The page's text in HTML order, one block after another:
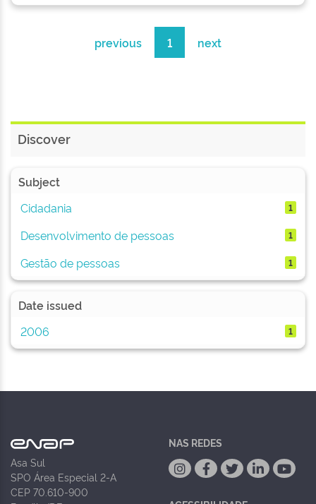
previous 1 next
Discover
Subject
Cidadania
1
Desenvolvimento de pessoas 1
Gestão de pessoas 1
Date issued
2006
1
Asa Sul
SPO Área Especial 2-A
CEP 70.610-900
NAS REDES